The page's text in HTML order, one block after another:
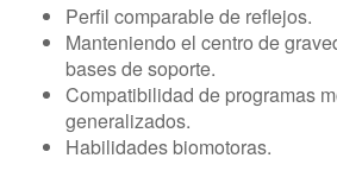
Perfil comparable de reflejos.
Manteniendo el centro de
bases de soporte.
Compatibilidad de programas
generalizados.
Habilidades biomotoras.